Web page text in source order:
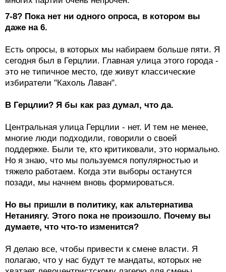
7-8? Пока нет ни одного опроса, в котором вы
даже на 6.
Есть опросы, в которых мы набираем больше пяти. Я
сегодня был в Герцлии. Главная улица этого города -
это не типичное место, где живут классические
избиратели "Кахоль Лаван".
В Герцлии? Я бы как раз думал, что да.
Центральная улица Герцлии - нет. И тем не менее,
многие люди подходили, говорили о своей
поддержке. Были те, кто критиковали, это нормально.
Но я знаю, что мы пользуемся популярностью и
тяжело работаем. Когда эти выборы останутся
позади, мы начнем вновь формироваться.
Но вы пришли в политику, как альтернатива
Нетаниягу. Этого пока не произошло. Почему вы
думаете, что что-то изменится?
Я делаю все, чтобы привести к смене власти. Я
полагаю, что у нас будут те мандаты, которых не